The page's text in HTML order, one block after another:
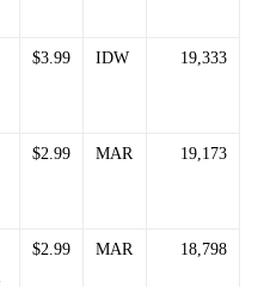
$3.99 IDW 19,333
$2.99 MAR 19,173
$2.99 MAR 18,798